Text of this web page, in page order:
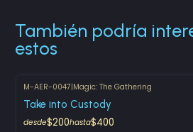
También podría
estos
M-AER-0047|Magic: The Gathering
Take into Custody
desde$200hasta$400